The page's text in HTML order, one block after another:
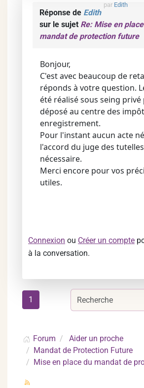
par Edith
Réponse de Edith
sur le sujet Re: Mise en
mandat de protection future
Bonjour,
C'est avec beaucoup de
réponds à votre question.
été réalisé sous seing privé
déposé au centre des
enregistrement.
Pour l'instant aucun acte
l'accord du juge des
nécessaire.
Merci encore pour vos
utiles.
Connexion ou Créer un compte
à la conversation.
1
Forum
Aider un proche
Mandat de Protection Future
Mise en place du mandat de